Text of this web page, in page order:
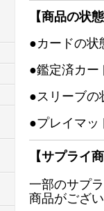
【商品の状
●カードの状
●鑑定済カー
●スリーブの
●プレイマッ
【サプライ
一部のサプ
商品がござい